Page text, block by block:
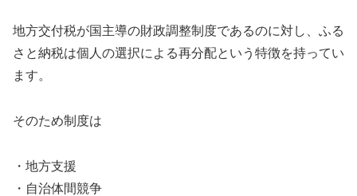
地方交付税が国主導の財政調整制度であるのに対し、ふる
さと納税は個人の選択による再分配という特徴を持ってい
ます。
そのため制度は
・地方支援
・自治体間競争